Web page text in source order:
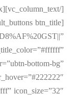
bottom-bg”
icon_size=”32″